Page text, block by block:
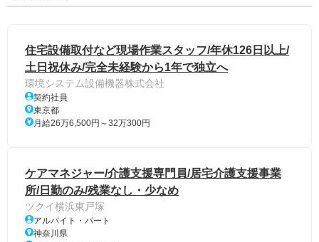
住宅設備取付など現場作業スタッフ/年休126日以上/
土日祝休み/完全未経験から1年で独立へ
環境システム設備機器株式会社
契約社員
東京都
月給26万6,500円～32万300円
ケアマネジャー/介護支援専門員/居宅介護支援事業
所/日勤のみ/残業なし・少なめ
ツクイ横浜東戸塚
アルバイト・パート
神奈川県